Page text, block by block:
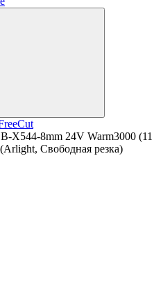
X544-8mm 24V Warm3000 (11
Свободная резка)